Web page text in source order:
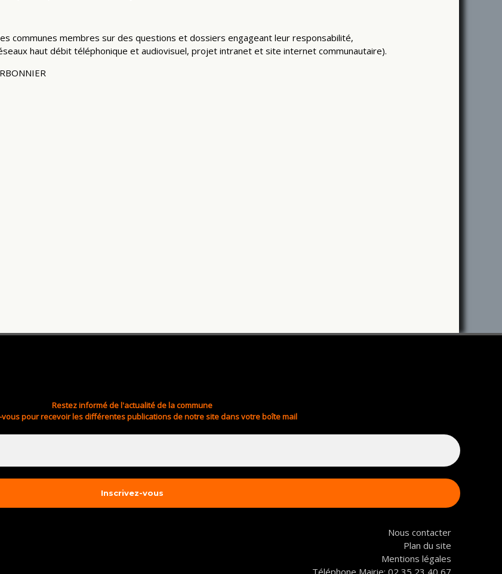
communes membres sur des questions et dossiers engageant leur responsabilité,
haut débit téléphonique et audiovisuel, projet intranet et site internet communautaire).
Restez informé de l'actualité de la commune
vous pour recevoir les différentes publications de notre site dans votre boîte mail
Nous contacter
Plan du site
Mentions légales
Téléphone Mairie: 02 35 23 40 67